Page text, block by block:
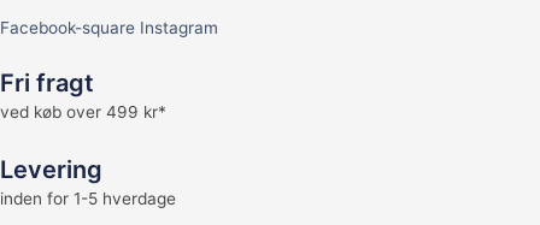
Facebook-square Instagram
Fri fragt
ved køb over 499 kr*
Levering
inden for 1-5 hverdage